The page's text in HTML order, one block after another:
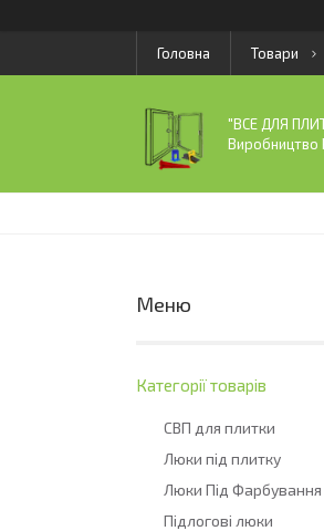
Головна Товари
"ВСЕ ДЛЯ
Виробництво
Категорії товарів
СВП для плитки
Люки під плитку
Люки Під Фарбування
Підлогові люки